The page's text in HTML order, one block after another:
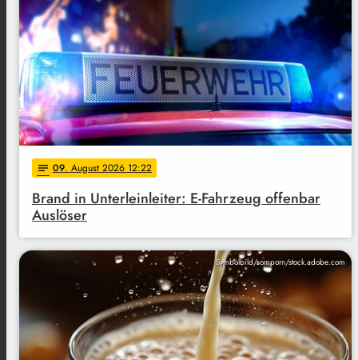
notes 09. August 2026 12:22
Brand in Unterleinleiter: E-Fahrzeug offenbar
Auslöser
Symbolbild/somporn/stock.adobe.com